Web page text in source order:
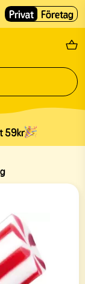
Fri
Privat Företag
59kr